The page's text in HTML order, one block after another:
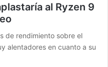
al Ryzen 9
de rendimiento sobre el
alentadores en cuanto a su